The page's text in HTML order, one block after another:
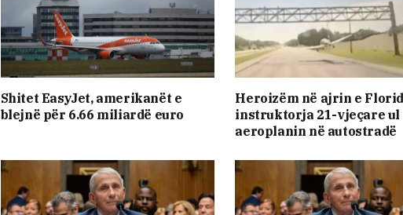
Shitet EasyJet, amerikanët e
blejnë për 6.66 miliardë euro
Heroizëm në ajrin e
instruktorja 21-vjeçare ul
aeroplanin në autostradë